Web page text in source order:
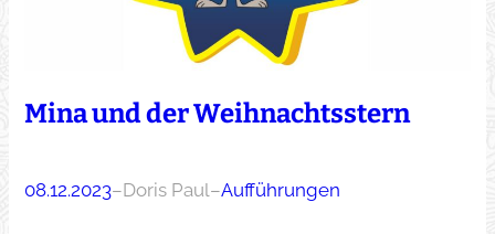
Mina und der Weihnachtsstern
08.12.2023–Doris Paul–Aufführungen